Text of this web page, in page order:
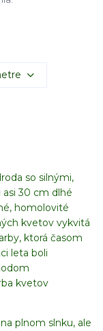
so silnými,
30 cm dlhé
homolovité
kvetov vykvitá
ktorá časom
leta boli
kvetov
plnom slnku, ale